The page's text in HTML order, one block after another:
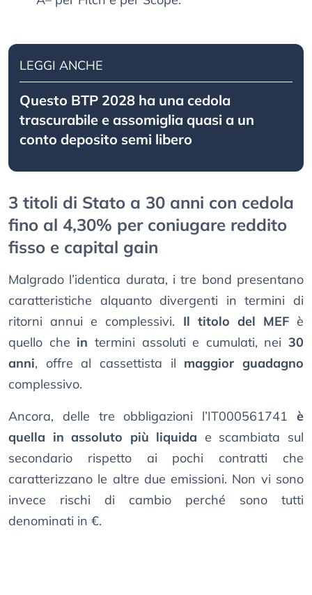
LEGGI ANCHE
Questo BTP 2028 ha una cedola
trascurabile e assomiglia quasi a un
conto deposito semi libero
3 titoli di Stato a 30 anni con cedola
fino al 4,30% per coniugare reddito
fisso e capital gain
Malgrado l’identica durata, i tre bond presentano
caratteristiche alquanto divergenti in termini di
ritorni annui e complessivi. Il titolo del MEFè
quello che in termini assoluti e cumulati, nei 30
anni, offre al cassettista il maggior guadagno
complessivo.
Ancora, delle tre obbligazioni l’IT000561741 è
quella in assoluto più liquida e scambiata sul
secondario rispetto ai pochi contratti che
caratterizzano le altre due emissioni. Non vi sono
invece rischi di cambio perché sono tutti
denominati in €.